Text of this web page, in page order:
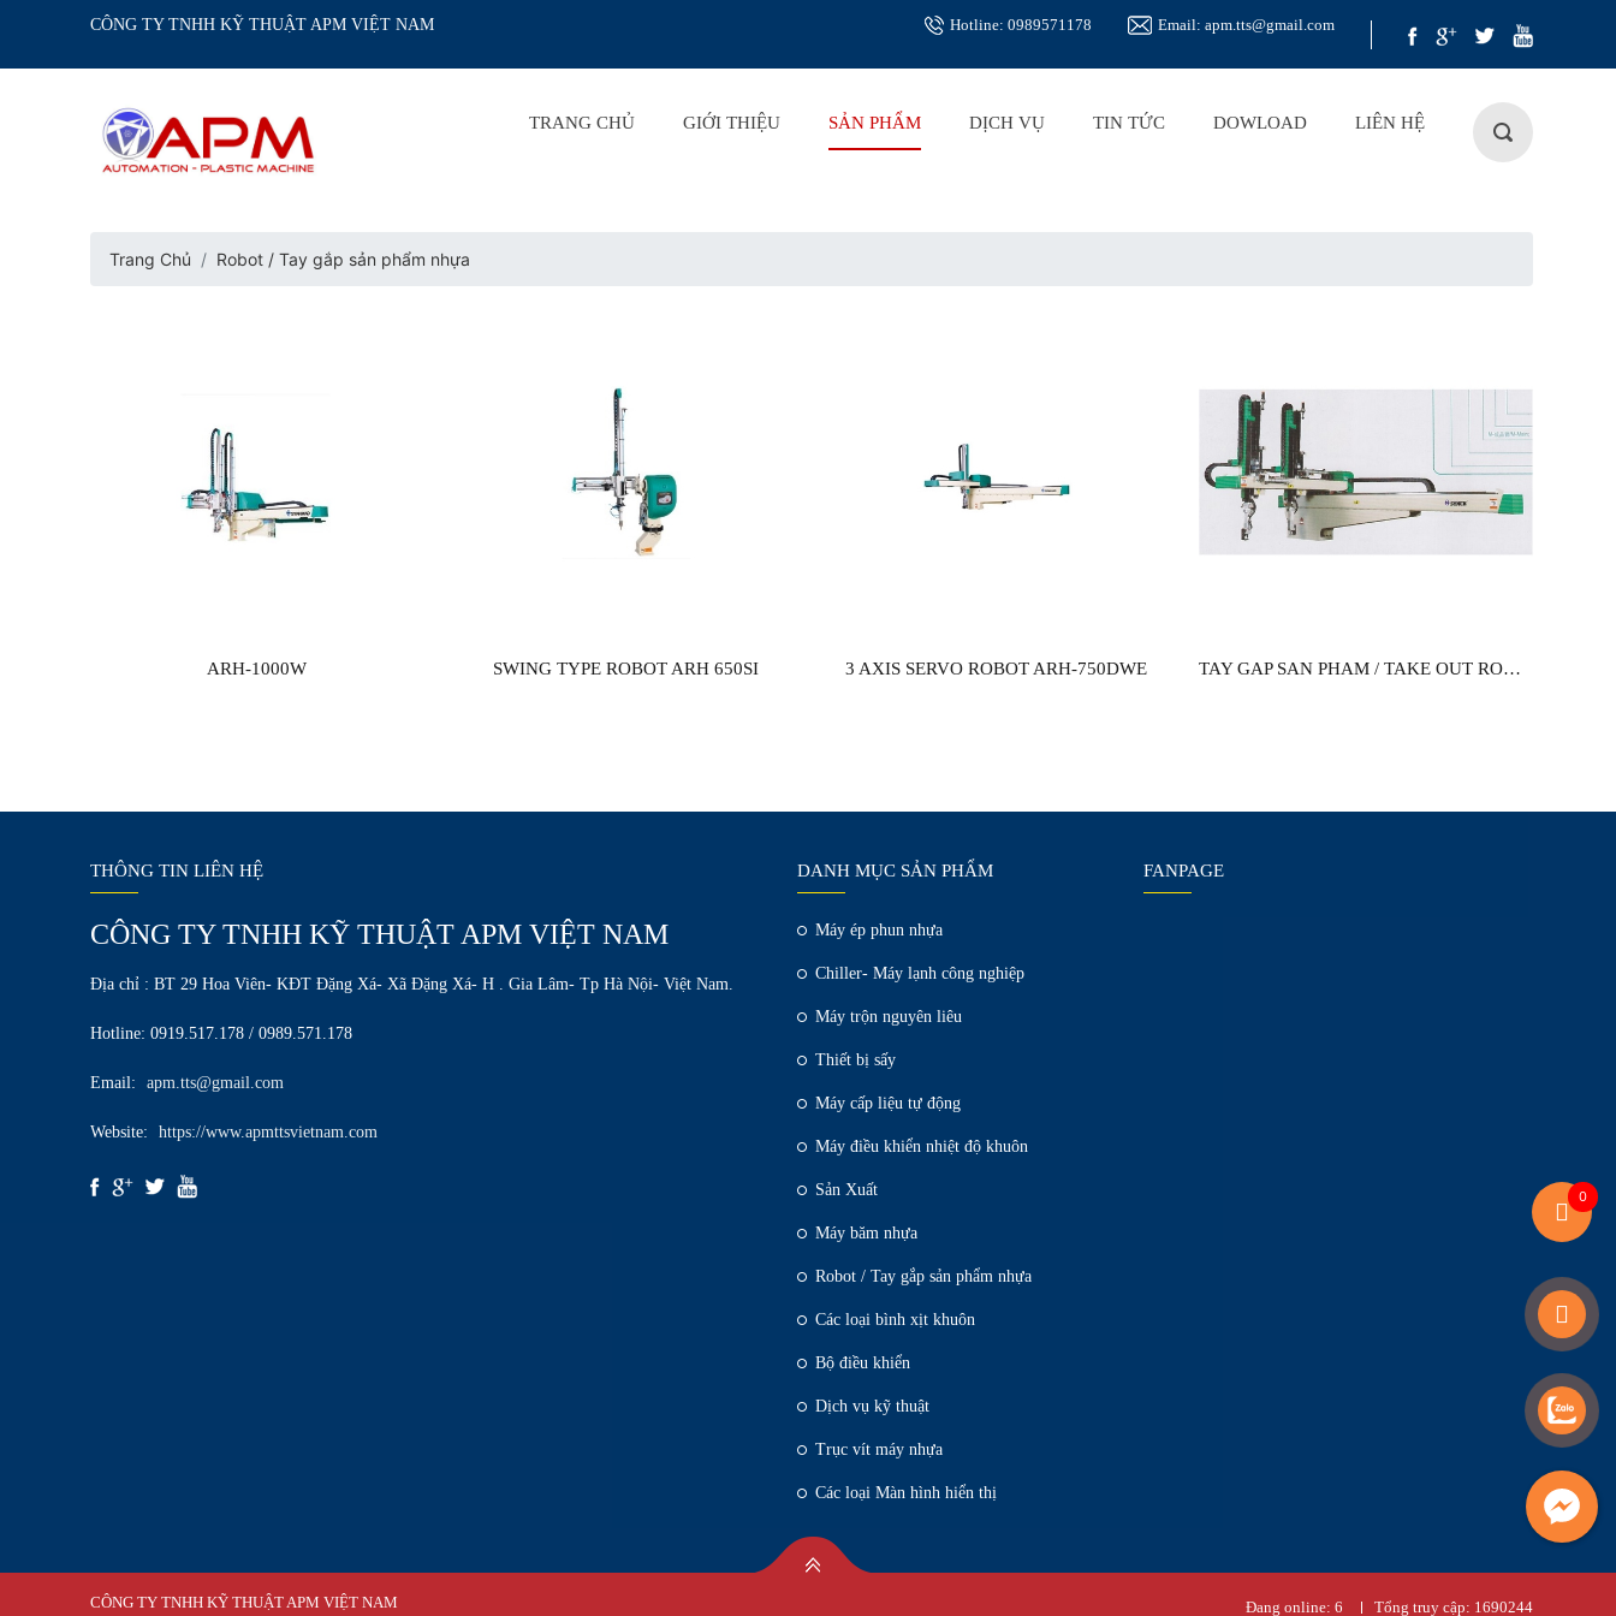
CÔNG TY TNHH KỸ THUẬT APM VIỆT NAM Hotline: 0989571178 Email: apm.tts@gmail.com
TRANG CHỦ GIỚI THIỆU SẢN PHẨM DỊCH VỤ TIN TỨC DOWLOAD LIÊN HỆ
Trang Chủ Robot / Tay gắp sản phẩm nhựa
ARH-1000W SWING TYPE ROBOT ARH 650SI 3 AXIS SERVO ROBOT ARH-750DWE TAY GAP SAN PHAM / TAKE OUT ROBOT ARH-150-DWX
THÔNG TIN LIÊN HỆ
CÔNG TY TNHH KỸ THUẬT APM VIỆT NAM
Địa chỉ : BT 29 Hoa Viên- KĐT Đặng Xá- Xã Đặng Xá- H . Gia Lâm- Tp Hà Nội- Việt Nam.
Hotline: 0919.517.178 / 0989.571.178
Email: apm.tts@gmail.com
Website: https://www.apmttsvietnam.com
DANH MỤC SẢN PHẨM
Máy ép phun nhựa
Chiller- Máy lạnh công nghiệp
Máy trộn nguyên liêu
Thiết bị sấy
Máy cấp liệu tự động
Máy điều khiển nhiệt độ khuôn
Sản Xuất
Máy băm nhựa
Robot / Tay gắp sản phẩm nhựa
Các loại bình xịt khuôn
Bộ điều khiển
Dịch vụ kỹ thuật
Trục vít máy nhựa
Các loại Màn hình hiển thị
FANPAGE
CÔNG TY TNHH KỸ THUẬT APM VIỆT NAM Đang online: 6 Tổng truy cập: 1690244
0